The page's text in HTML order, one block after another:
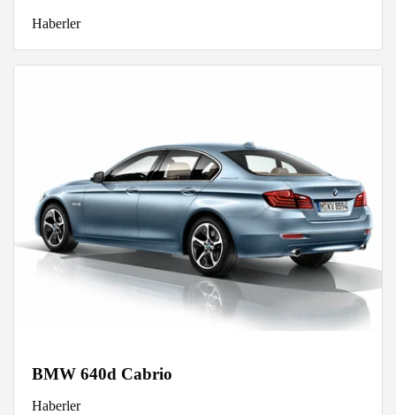
Haberler
BMW 640d Cabrio
Haberler